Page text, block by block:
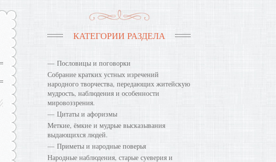
КАТЕГОРИИ РАЗДЕЛА
Пословицы и поговорки
Собрание кратких устных изречений
народного творчества, передающих житейскую
мудрость, наблюдения и особенности
мировоззрения.
Цитаты и афоризмы
Меткие, ёмкие и мудрые высказывания
выдающихся людей.
Приметы и народные поверья
Народные наблюдения, старые суеверия и